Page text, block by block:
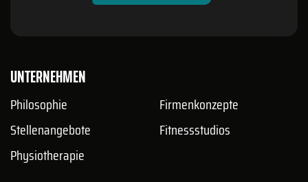
UNTERNEHMEN
Philosophie
Stellenangebote
Physiotherapie
Firmenkonzepte
Fitnessstudios